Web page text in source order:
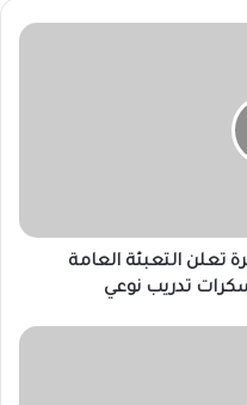
تعلن التعبئة العامة
تدريب نوعي